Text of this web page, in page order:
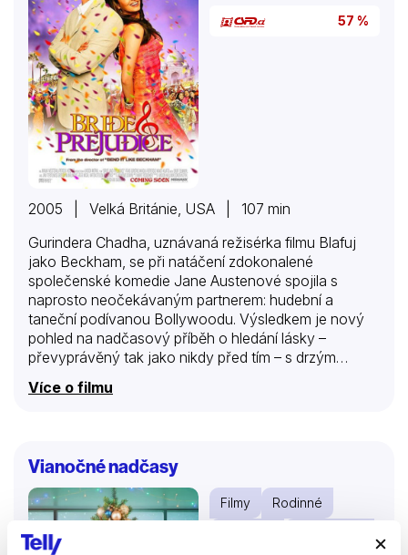
57 %
2005 | Velká Británie, USA | 107 min
Gurindera Chadha, uznávaná režisérka filmu Blafuj
jako Beckham, se při natáčení zdokonalené
společenské komedie Jane Austenové spojila s
naprosto neočekávaným partnerem: hudební a
taneční podívanou Bollywoodu. Výsledkem je nový
pohled na nadčasový příběh o hledání lásky –
převyprávěný tak jako nikdy před tím – s drzým
romancí bombajských kasovních trháků. Stejně jako
v komedii plné barev, humoru a emocí střetává
Východ se Západem
Více o filmu
Vianočné nadčasy
Filmy
Rodinné